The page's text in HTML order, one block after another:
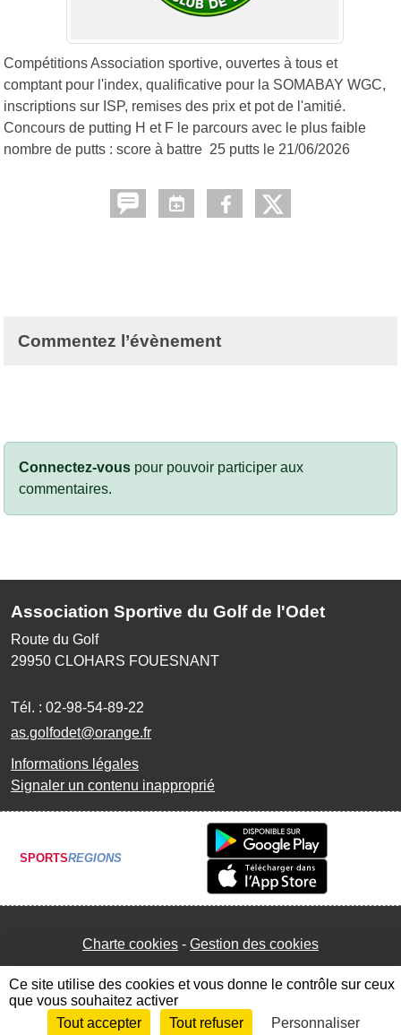
Compétitions Association sportive, ouvertes à tous et
comptant pour l'index, qualificative pour la SOMABAY WGC,
inscriptions sur ISP, remises des prix et pot de l'amitié.
Concours de putting H et F le parcours avec le plus faible
nombre de putts : score à battre 25 putts le 21/06/2026
Commentez l’évènement
Connectez-vous pour pouvoir participer aux
commentaires.
Association Sportive du Golf de l'Odet
Route du Golf
29950 CLOHARS FOUESNANT
Tél. : 02-98-54-89-22
as.golfodet@orange.fr
Informations légales
Signaler un contenu inapproprié
SPORTSREGIONS
Charte cookies Gestion des cookies
Envie de participer ? Connexion
Ce site utilise des cookies et vous donne le contrôle sur ceux
que vous souhaitez activer
Tout accepter
Tout refuser Personnaliser